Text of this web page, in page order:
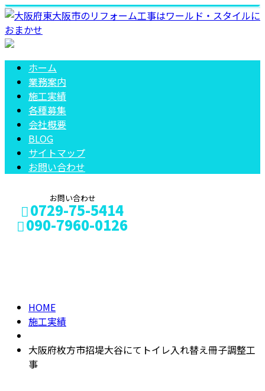
ホーム
業務案内
施工実績
各種募集
会社概要
BLOG
サイトマップ
お問い合わせ
お問い合わせ
0729-75-5414
090-7960-0126
HOME
施工実績
大阪府枚方市招堤大谷にてトイレ入れ替え冊子調整工
事